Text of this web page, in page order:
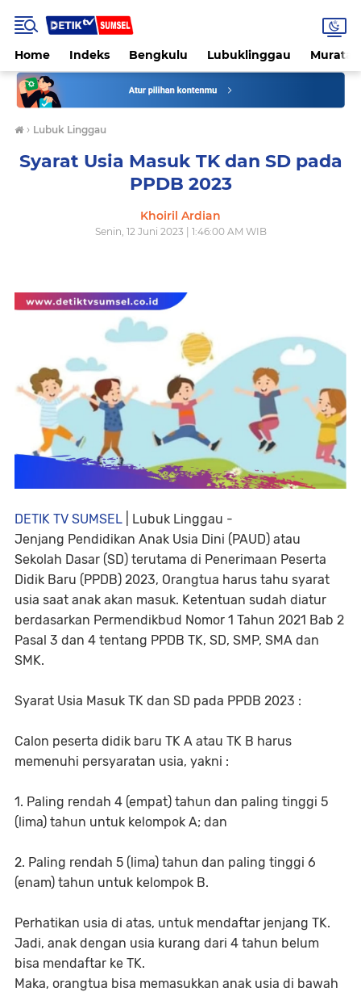
Home Indeks Bengkulu Lubuklinggau
› Lubuk Linggau
Syarat Usia Masuk TK dan SD pada
PPDB 2023
Khoiril Ardian
Senin, 12 Juni 2023 | 1:46:00 AM WIB
DETIK TV SUMSEL | Lubuk Linggau -
Jenjang Pendidikan Anak Usia Dini (PAUD) atau
Sekolah Dasar (SD) terutama di Penerimaan Peserta
Didik Baru (PPDB) 2023, Orangtua harus tahu syarat
usia saat anak akan masuk. Ketentuan sudah diatur
berdasarkan Permendikbud Nomor 1 Tahun 2021 Bab 2
Pasal 3 dan 4 tentang PPDB TK, SD, SMP, SMA dan
SMK.
Syarat Usia Masuk TK dan SD pada PPDB 2023 :
Calon peserta didik baru TK A atau TK B harus
memenuhi persyaratan usia, yakni :
1. Paling rendah 4 (empat) tahun dan paling tinggi 5
(lima) tahun untuk kelompok A; dan
2. Paling rendah 5 (lima) tahun dan paling tinggi 6
(enam) tahun untuk kelompok B.
Perhatikan usia di atas, untuk mendaftar jenjang TK.
Jadi, anak dengan usia kurang dari 4 tahun belum
bisa mendaftar ke TK.
Maka, orangtua bisa memasukkan anak usia di bawah